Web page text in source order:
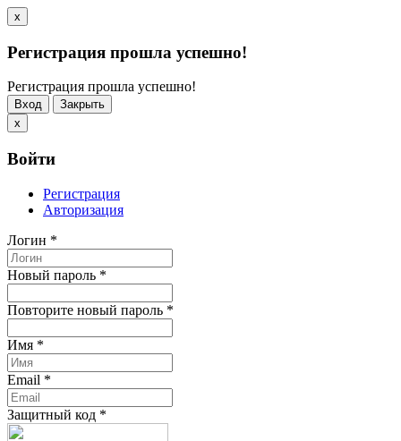
x
Регистрация прошла успешно!
Регистрация прошла успешно!
Вход
Закрыть
x
Войти
Регистрация
Авторизация
Логин *
Новый пароль *
Повторите новый пароль *
Имя *
Email *
Защитный код *